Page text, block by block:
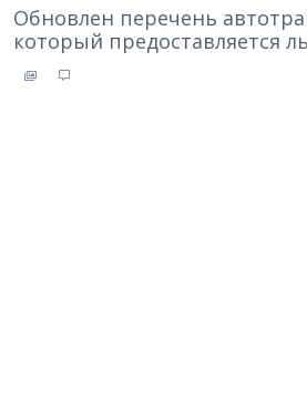
Обновлен перечень
который предоставляется